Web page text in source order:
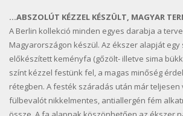
…ABSZOLÚT KÉZZEL KÉSZÜLT, MAGYAR
A Berlin kollekció minden egyes darabja a
Magyarországon készül. Az ékszer alapját egy
előkészített keményfa (gőzölt- illetve sima
színt kézzel festünk fel, a magas minőség
rétegben. A festék száradás után már teljesen
fülbevalót nikkelmentes, antiallergén fém